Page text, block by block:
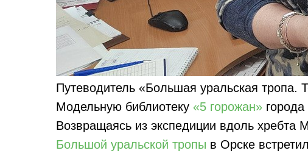
Путеводитель «Большая уральская тропа.
Модельную библиотеку «5 горожан»
Возвращаясь из экспедиции вдоль хребта
Большой уральской тропы в Орске